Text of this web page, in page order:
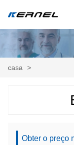
casa >
Obter o preço